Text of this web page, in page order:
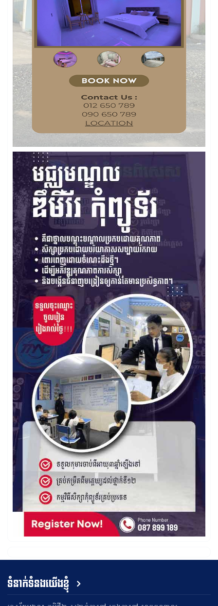
ទំនាក់ទំនងយើងខ្ញុំ